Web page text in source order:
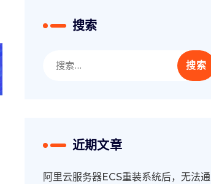
搜索
索：
近期文章
阿里云服务器ECS重装系统后，无法通